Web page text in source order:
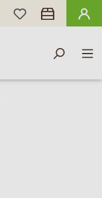
DU HAST 0